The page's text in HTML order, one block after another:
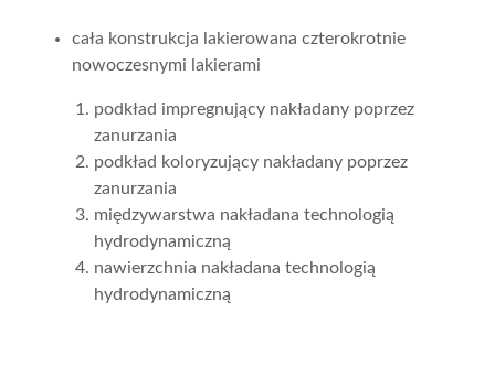
cała konstrukcja lakierowana czterokrotnie
nowoczesnymi lakierami
podkład impregnujący nakładany poprzez
zanurzania
podkład koloryzujący nakładany poprzez
zanurzania
międzywarstwa nakładana technologią
hydrodynamiczną
nawierzchnia nakładana technologią
hydrodynamiczną